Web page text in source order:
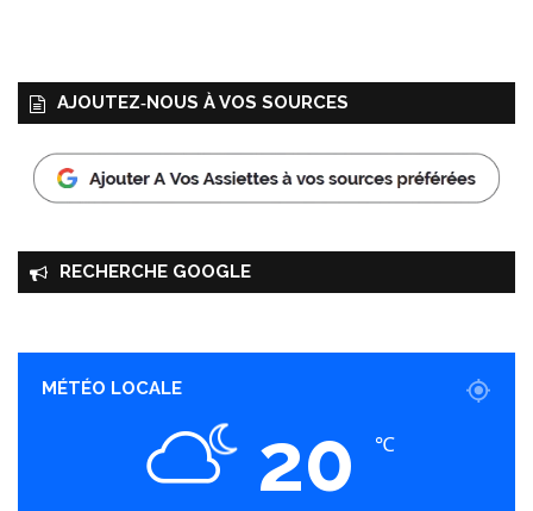
AJOUTEZ‑NOUS À VOS SOURCES
RECHERCHE GOOGLE
MÉTÉO LOCALE
20 ℃